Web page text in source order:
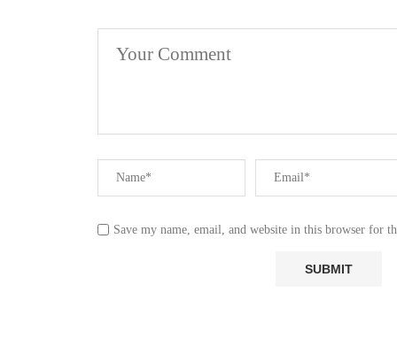
Save my name, email, and website in this browser for